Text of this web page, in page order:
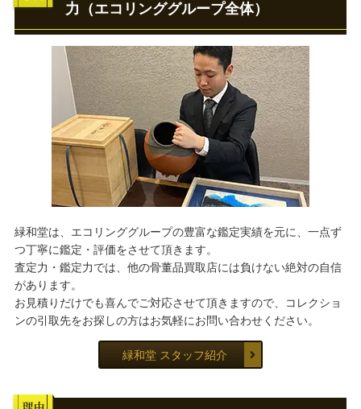
力（エコリンググループ全体）
緑和堂は、エコリンググループの豊富な鑑定実績を元に、一点ず
つ丁寧に鑑定・評価をさせて頂きます。
査定力・鑑定力では、他の骨董品買取店には負けない絶対の自信
があります。
お見積りだけでも喜んでご対応させて頂きますので、コレクショ
ンの引取先をお探しの方はお気軽にお問い合わせください。
緑和堂 スタッフ紹介